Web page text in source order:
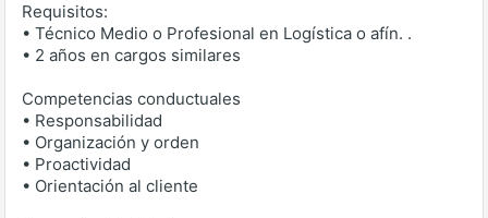
Requisitos:
• Técnico Medio o Profesional en Logística o afín. .
• 2 años en cargos similares
Competencias conductuales
• Responsabilidad
• Organización y orden
• Proactividad
• Orientación al cliente